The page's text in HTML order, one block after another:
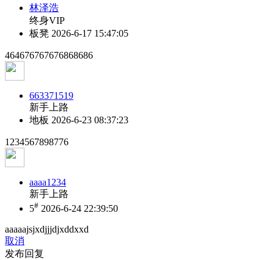
林泽浩
终身VIP
板凳 2026-6-17 15:47:05
464676767676868686
663371519
新手上路
地板 2026-6-23 08:37:23
1234567898776
aaaa1234
新手上路
5# 2026-6-24 22:39:50
aaaaajsjxdjjjdjxddxxd
取消
发布回复